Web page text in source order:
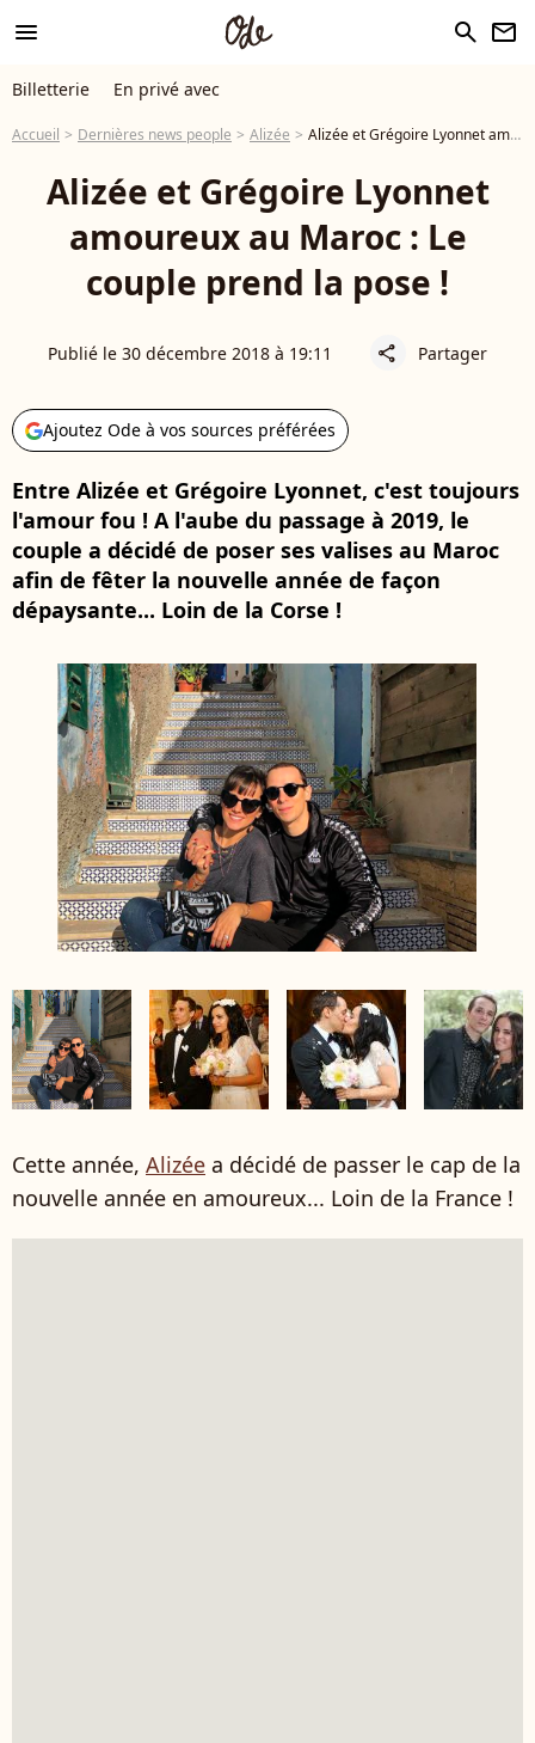
menu search newsletter
Billetterie En privé avec
Accueil Dernières news people Alizée Alizée et Grégoire Lyonnet amoureux au Maroc : Le couple prend la pose !
Alizée et Grégoire Lyonnet
amoureux au Maroc : Le
couple prend la pose !
Publié le 30 décembre 2018 à 19:11 share Partager
Ajoutez Ode à vos sources préférées
Entre Alizée et Grégoire Lyonnet, c'est toujours
l'amour fou ! A l'aube du passage à 2019, le
couple a décidé de poser ses valises au Maroc
afin de fêter la nouvelle année de façon
dépaysante... Loin de la Corse !
Cette année, Alizée a décidé de passer le cap de la
nouvelle année en amoureux... Loin de la France !